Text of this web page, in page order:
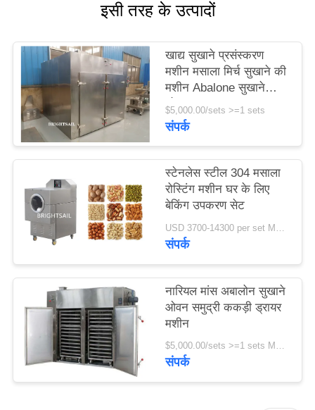
PRIVACY
POLICY
इसी तरह के उत्पादों
खाद्य सुखाने प्रसंस्करण
मशीन मसाला मिर्च सुखाने की
मशीन Abalone सुखाने
ओवन समुद्र
$5,000.00/sets >=1 sets
संपर्क
स्टेनलेस स्टील 304 मसाला
रोस्टिंग मशीन घर के लिए
बेकिंग उपकरण सेट
USD 3700-14300 per set MOQ:एक सेट
संपर्क
नारियल मांस अबालोन सुखाने
ओवन समुद्री ककड़ी ड्रायर
मशीन
$5,000.00/sets >=1 sets MOQ:एक सेट
संपर्क